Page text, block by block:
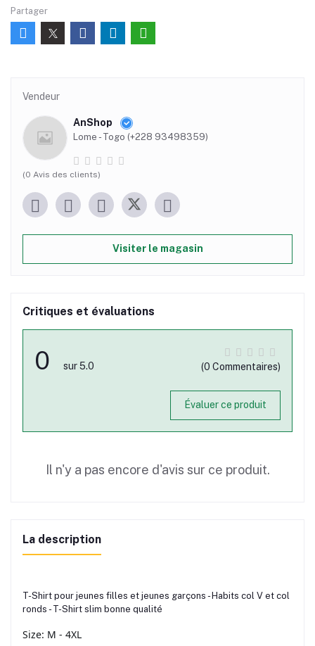
Partager
Vendeur
AnShop
Lome - Togo (+228 93498359)
(0 Avis des clients)
Visiter le magasin
Critiques et évaluations
0 sur 5.0 (0 Commentaires)
Évaluer ce produit
Il n'y a pas encore d'avis sur ce produit.
La description
T-Shirt pour jeunes filles et jeunes garçons - Habits col V et col
ronds - T-Shirt slim bonne qualité
Size: M - 4XL